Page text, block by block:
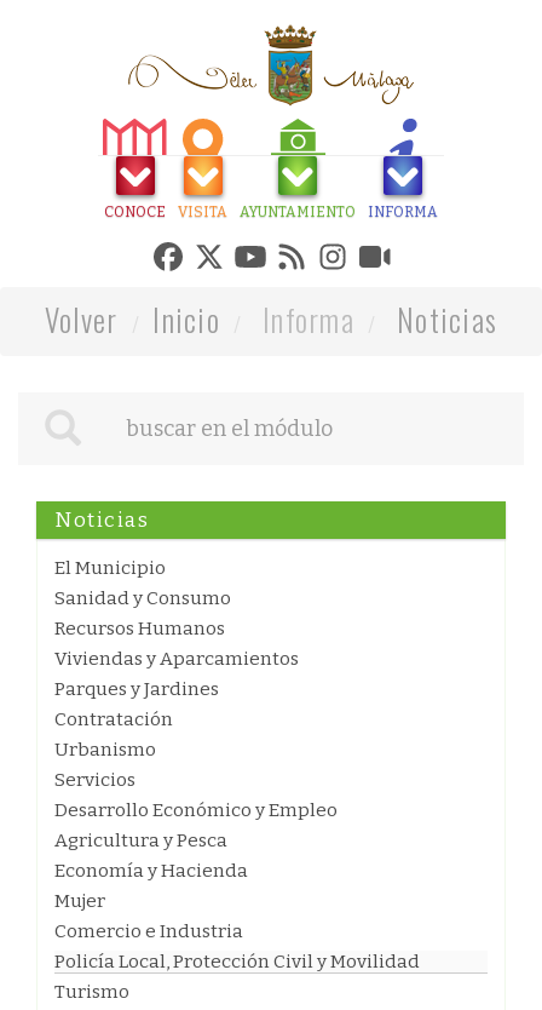
CONOCE VISITA AYUNTAMIENTO INFORMA
Volver Inicio Informa Noticias
Noticias
El Municipio
Sanidad y Consumo
Recursos Humanos
Viviendas y Aparcamientos
Parques y Jardines
Contratación
Urbanismo
Servicios
Desarrollo Económico y Empleo
Agricultura y Pesca
Economía y Hacienda
Mujer
Comercio e Industria
Policía Local, Protección Civil y Movilidad
Turismo